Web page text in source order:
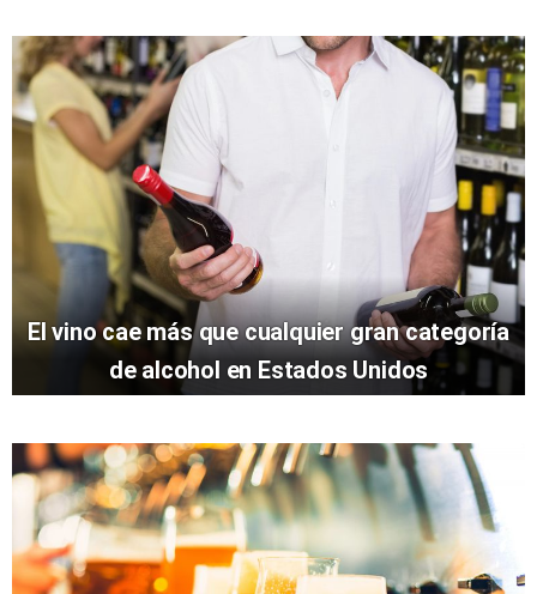
El vino cae más que cualquier gran categoría
de alcohol en Estados Unidos